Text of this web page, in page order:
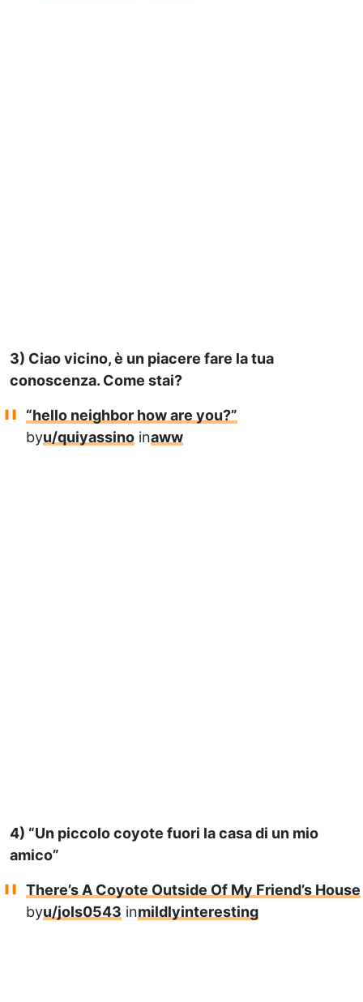
3) Ciao vicino, è un piacere fare la tua
conoscenza. Come stai?
“hello neighbor how are you?”
byu/quiyassino inaww
4) “Un piccolo coyote fuori la casa di un mio
amico”
There’s A Coyote Outside Of My Friend’s House
byu/jols0543 inmildlyinteresting